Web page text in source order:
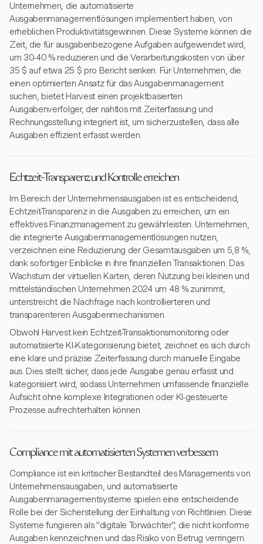
Unternehmen, die automatisierte
Ausgabenmanagementlösungen implementiert haben, von
erheblichen Produktivitätsgewinnen. Diese Systeme können die
Zeit, die für ausgabenbezogene Aufgaben aufgewendet wird,
um 30-40 % reduzieren und die Verarbeitungskosten von über
35 $ auf etwa 25 $ pro Bericht senken. Für Unternehmen, die
einen optimierten Ansatz für das Ausgabenmanagement
suchen, bietet Harvest einen projektbasierten
Ausgabenverfolger, der nahtlos mit Zeiterfassung und
Rechnungsstellung integriert ist, um sicherzustellen, dass alle
Ausgaben effizient erfasst werden.
Echtzeit-Transparenz und Kontrolle erreichen
Im Bereich der Unternehmensausgaben ist es entscheidend,
Echtzeit-Transparenz in die Ausgaben zu erreichen, um ein
effektives Finanzmanagement zu gewährleisten. Unternehmen,
die integrierte Ausgabenmanagementlösungen nutzen,
verzeichnen eine Reduzierung der Gesamtausgaben um 5,8 %,
dank sofortiger Einblicke in ihre finanziellen Transaktionen. Das
Wachstum der virtuellen Karten, deren Nutzung bei kleinen und
mittelständischen Unternehmen 2024 um 48 % zunimmt,
unterstreicht die Nachfrage nach kontrollierteren und
transparenteren Ausgabenmechanismen.
Obwohl Harvest kein Echtzeit-Transaktionsmonitoring oder
automatisierte KI-Kategorisierung bietet, zeichnet es sich durch
eine klare und präzise Zeiterfassung durch manuelle Eingabe
aus. Dies stellt sicher, dass jede Ausgabe genau erfasst und
kategorisiert wird, sodass Unternehmen umfassende finanzielle
Aufsicht ohne komplexe Integrationen oder KI-gesteuerte
Prozesse aufrechterhalten können.
Compliance mit automatisierten Systemen verbessern
Compliance ist ein kritischer Bestandteil des Managements von
Unternehmensausgaben, und automatisierte
Ausgabenmanagementsysteme spielen eine entscheidende
Rolle bei der Sicherstellung der Einhaltung von Richtlinien. Diese
Systeme fungieren als "digitale Torwächter", die nicht konforme
Ausgaben kennzeichnen und das Risiko von Betrug verringern.